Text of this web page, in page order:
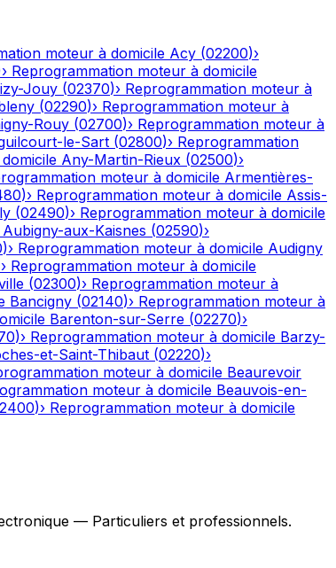
moteur à domicile Acy (02200)›
› Reprogrammation moteur à domicile
Jouy (02370)› Reprogrammation moteur à
(02290)› Reprogrammation moteur à
Rouy (02700)› Reprogrammation moteur à
le-Sart (02800)› Reprogrammation
Any-Martin-Rieux (02500)›
moteur à domicile Armentières-
)› Reprogrammation moteur à domicile Assis-
(02490)› Reprogrammation moteur à domicile
Aubigny-aux-Kaisnes (02590)›
)› Reprogrammation moteur à domicile Audigny
› Reprogrammation moteur à domicile
(02300)› Reprogrammation moteur à
Bancigny (02140)› Reprogrammation moteur à
Barenton-sur-Serre (02270)›
)› Reprogrammation moteur à domicile Barzy-
et-Saint-Thibaut (02220)›
moteur à domicile Beaurevoir
moteur à domicile Beauvois-en-
)› Reprogrammation moteur à domicile
— Particuliers et professionnels.